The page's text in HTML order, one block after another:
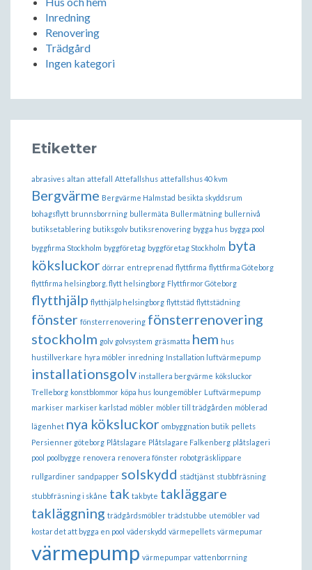
Inredning
Renovering
Trädgård
Ingen kategori
Etiketter
abrasives altan attefall Attefallshus attefallshus 40 kvm
Bergvärme Bergvärme Halmstad besikta skyddsrum
bohagsflytt brunnsborrning bullermäta Bullermätning bullernivå
butiksetablering butiksgolv butiksrenovering bygga hus bygga pool
byggfirma Stockholm byggföretag byggföretag Stockholm byta
köksluckor dörrar entreprenad flyttfirma flyttfirma Göteborg
flyttfirma helsingborg. flytt helsingborg Flyttfirmor Göteborg
flytthjälp flytthjälp helsingborg flyttstäd flyttstädning
fönster fönsterrenovering fönsterrenovering
stockholm golv golvsystem gräsmatta hem hus
hustillverkare hyra möbler inredning Installation luftvärmepump
installationsgolv installera bergvärme köksluckor
Trelleborg konstblommor köpa hus loungemöbler Luftvärmepump
markiser markiser karlstad möbler möbler till trädgården möblerad
lägenhet nya köksluckor ombyggnation butik pellets
Persienner göteborg Plåtslagare Plåtslagare Falkenberg plåtslageri
pool poolbygge renovera renovera fönster robotgräsklippare
rullgardiner sandpapper solskydd städtjänst stubbfräsning
stubbfräsning i skåne tak takbyte takläggare
takläggning trädgårdsmöbler trädstubbe utemöbler vad
kostar det att bygga en pool väderskydd värmepellets värmepumar
värmepump värmepumpar vattenborrning